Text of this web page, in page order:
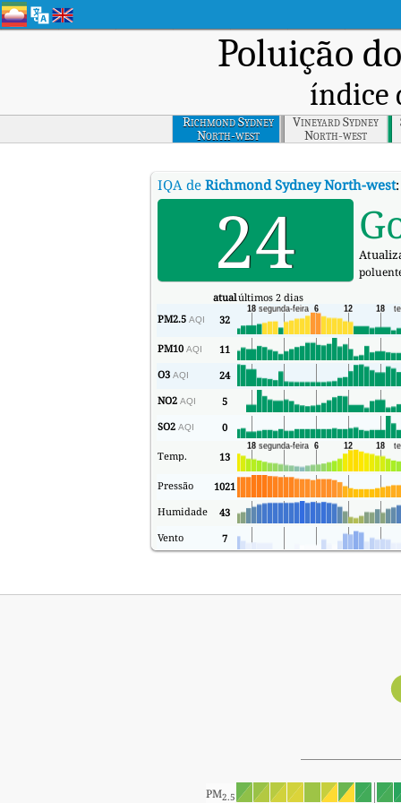
Poluição
índice
Richmond Sydney
North-west
Vineyard Sydney
North-west
IQA de Richmond Sydney North-west
24
atualúltimos 2 dias
PM2.5 AQI 32
PM10 AQI
11
O3 AQI
24
NO2 AQI
5
SO2 AQI 0
Temp. 13
Pressão
1021
Humidade
43
Vento
7
PM2.5